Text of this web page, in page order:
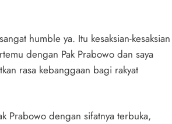
humble ya. Itu kesaksian-kesaksian
dengan Pak Prabowo dan saya
rasa kebanggaan bagi rakyat
Prabowo dengan sifatnya terbuka,